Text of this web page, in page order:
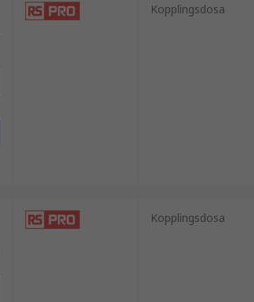
Kopplingsdosa
Kopplingsdosa